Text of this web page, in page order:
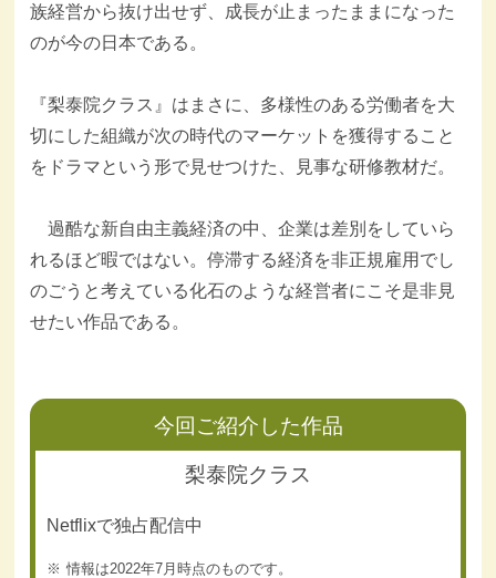
族経営から抜け出せず、成長が止まったままになった
のが今の日本である。
『梨泰院クラス』はまさに、多様性のある労働者を大
切にした組織が次の時代のマーケットを獲得すること
をドラマという形で見せつけた、見事な研修教材だ。
過酷な新自由主義経済の中、企業は差別をしていら
れるほど暇ではない。停滞する経済を非正規雇用でし
のごうと考えている化石のような経営者にこそ是非見
せたい作品である。
今回ご紹介した作品
梨泰院クラス
Netflixで独占配信中
情報は2022年7月時点のものです。